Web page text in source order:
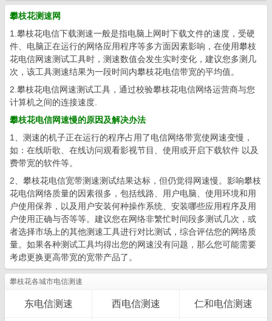
攀枝花测速网
1.攀枝花电信下载测速一般是指电脑上网时下载文件的速度，受硬
件、电脑正在运行的网络应用程序等多方面因素影响，在使用攀枝
花电信网速测试工具时，测速数值会发生实时变化，建议您多测几
次，该工具测速结果为一段时间内攀枝花电信带宽的平均值。
2.攀枝花电信网速测试工具，通过校验攀枝花电信网络运营商与您
计算机之间的连接速度.
攀枝花电信网速慢的原因及解决办法
1、测速的机子正在运行的程序占用了电信网络带宽使网速变慢，
如：在线听歌、在线访问观看影视节目、使用或开启下载软件 以及
费带宽的软件等。
2、攀枝花电信宽带测速测试结果达标，但仍觉得网速慢。影响攀枝
花电信网络质量的因素很多，包括线路、用户电脑、使用环境和用
户使用保养，以及用户安装何种操作系统、安装哪些应用程序及用
户使用正确与否等等。建议您在网络非繁忙时间段多测试几次，或
者选择市场上的其他测速工具进行对比测试，综合评估您的网络质
量。如果各种测试工具均得出您的网速没有问题，那么您可能需要
考虑更换更高带宽的宽带产品了。
攀枝花各城市电信测速
东电信测速 西电信测速 仁和电信测速